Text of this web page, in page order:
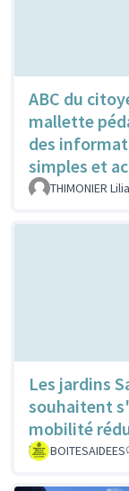
ABC du
mallette
des
simples et
THIMONIER
Les jardins
souhaitent
mobilité
BOITESAIDEES